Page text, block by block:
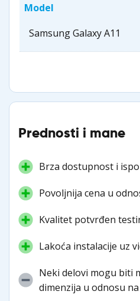
Model
Samsung Galaxy A11
Prednosti i mane
Brza dostupnost i
Povoljnija cena u
Kvalitet potvrđen
Lakoća instalacije uz
Neki delovi mogu biti
dimenzija u odnosu